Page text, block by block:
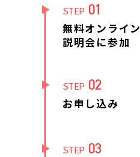
STEP 01
無料オンライン
説明会に参加
STEP 02
お申し込み
STEP 03